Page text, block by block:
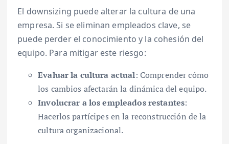
El downsizing puede alterar la cultura de una
empresa. Si se eliminan empleados clave, se
puede perder el conocimiento y la cohesión del
equipo. Para mitigar este riesgo:
Evaluar la cultura actual: Comprender cómo
los cambios afectarán la dinámica del equipo.
Involucrar a los empleados restantes:
Hacerlos partícipes en la reconstrucción de la
cultura organizacional.